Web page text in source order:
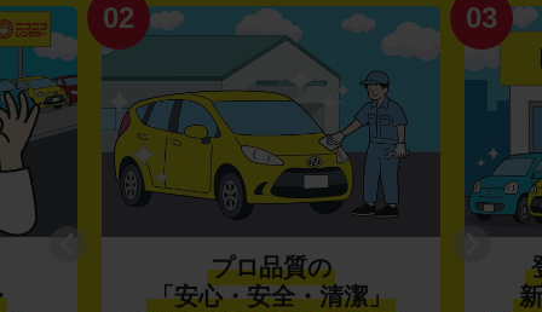
02
プロ品質の
「安心・安全・清潔」
03